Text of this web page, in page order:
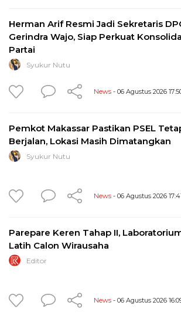
Herman Arif Resmi Jadi Sekretaris
Gerindra Wajo, Siap Perkuat
Partai
Syukur Nutu
News - 06 Agustus 2026
Pemkot Makassar Pastikan PSEL
Berjalan, Lokasi Masih Dimatangkan
Syukur Nutu
News - 06 Agustus 2026
Parepare Keren Tahap II,
Latih Calon Wirausaha
Editor
News - 06 Agustus 2026